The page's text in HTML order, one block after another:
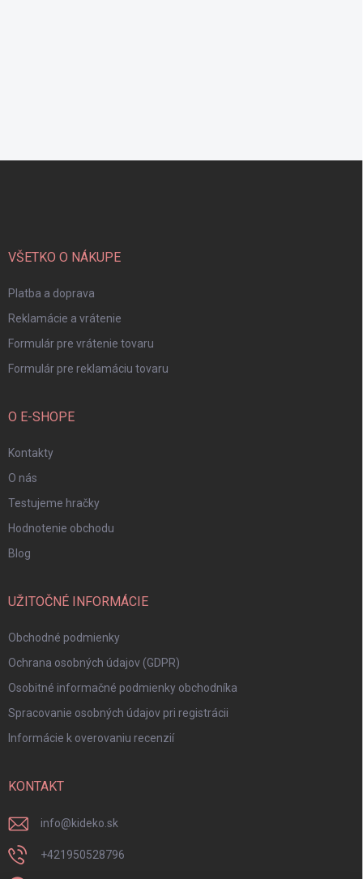
VŠETKO O NÁKUPE
Platba a doprava
Reklamácie a vrátenie
Formulár pre vrátenie tovaru
Formulár pre reklamáciu tovaru
O E-SHOPE
Kontakty
O nás
Testujeme hračky
Hodnotenie obchodu
Blog
UŽITOČNÉ INFORMÁCIE
Obchodné podmienky
Ochrana osobných údajov (GDPR)
Osobitné informačné podmienky obchodníka
Spracovanie osobných údajov pri registrácii
Informácie k overovaniu recenzií
KONTAKT
info@kideko.sk
+421950528796